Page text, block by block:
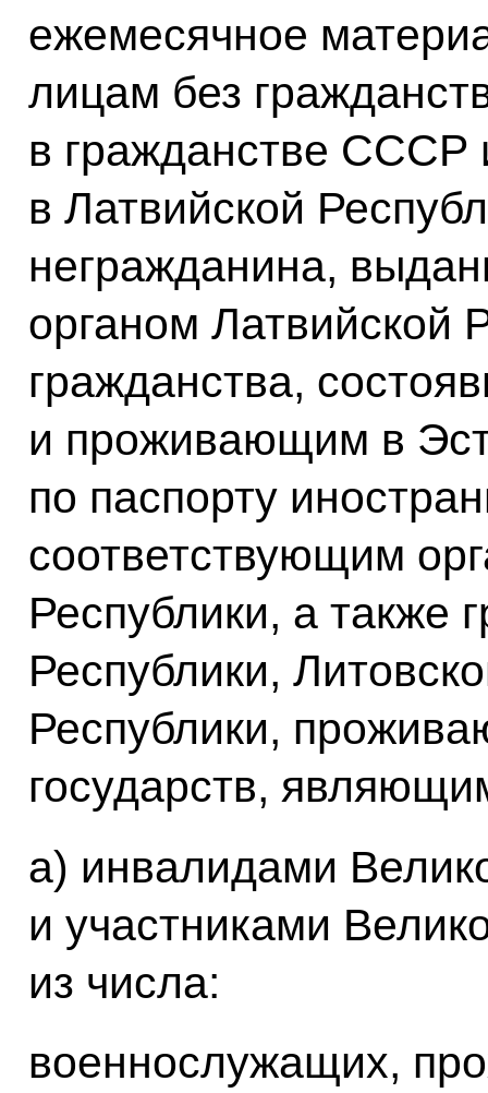
ежемесячное
лицам без
в гражданстве
в Латвийской
негражданина,
органом Латвийской
гражданства,
и проживающим в
по паспорту
соответствующим
Республики, а также
Республики,
Республики,
государств,
а) инвалидами
и участниками
из числа:
военнослужащих,